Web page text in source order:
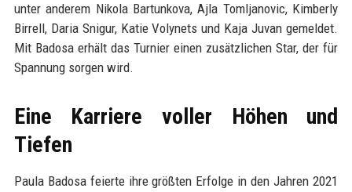
unter anderem Nikola Bartunkova, Ajla Tomljanovic, Kimberly
Birrell, Daria Snigur, Katie Volynets und Kaja Juvan gemeldet.
Mit Badosa erhält das Turnier einen zusätzlichen Star, der für
Spannung sorgen wird.
Eine Karriere voller Höhen und
Tiefen
Paula Badosa feierte ihre größten Erfolge in den Jahren 2021